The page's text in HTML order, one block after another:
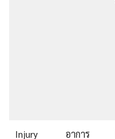
Injury อาการ